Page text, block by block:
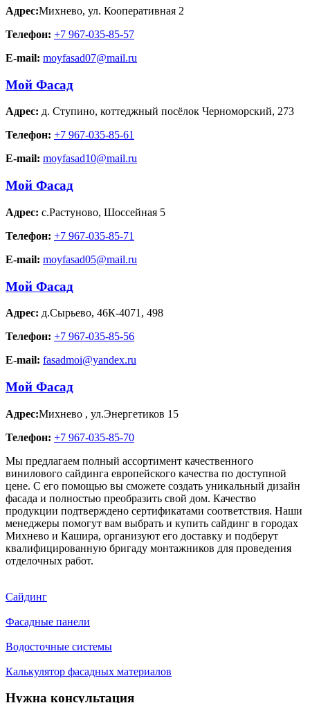
Адрес:Михнево, ул. Кооперативная 2
Телефон: +7 967-035-85-57
E-mail: moyfasad07@mail.ru
Мой Фасад
Адрес: д. Ступино, коттеджный посёлок Черноморский, 273
Телефон: +7 967-035-85-61
E-mail: moyfasad10@mail.ru
Мой Фасад
Адрес: с.Растуново, Шоссейная 5
Телефон: +7 967-035-85-71
E-mail: moyfasad05@mail.ru
Мой Фасад
Адрес: д.Сырьево, 46К-4071, 498
Телефон: +7 967-035-85-56
E-mail: fasadmoi@yandex.ru
Мой Фасад
Адрес:Михнево , ул.Энергетиков 15
Телефон: +7 967-035-85-70
Мы предлагаем полный ассортимент качественного
винилового сайдинга европейского качества по доступной
цене. С его помощью вы сможете создать уникальный дизайн
фасада и полностью преобразить свой дом. Качество
продукции подтверждено сертификатами соответствия. Наши
менеджеры помогут вам выбрать и купить сайдинг в городах
Михнево и Кашира, организуют его доставку и подберут
квалифицированную бригаду монтажников для проведения
отделочных работ.
Сайдинг
Фасадные панели
Водосточные системы
Калькулятор фасадных материалов
Нужна консультация